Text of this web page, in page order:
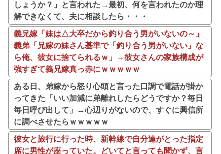
しょうか？」と言われた→最初、何を言われたのか理
解できなくて、夫に相談したら・・・
義兄嫁「妹は△大卒だから釣り合う男がいないの～」
義弟「兄嫁の妹さん基準で「釣り合う男がいない」な
ら俺、彼女に捨てられるｗ」→彼女さんの家族構成が
強すぎて義兄嫁真っ赤にｗｗｗｗｗ
ある日、弟嫁から怒り心頭と言った口調で電話が掛か
ってきた「いい加減に弟離れしたらどうですか？毎日
毎日呼び出して」→心辺りがないので、すぐに興信所
に調べさせたらｗｗｗｗｗ
彼女と旅行に行った時、新幹線で自分達がとった指定
席に男性が座っていた。どいてと言っても聞かず、言